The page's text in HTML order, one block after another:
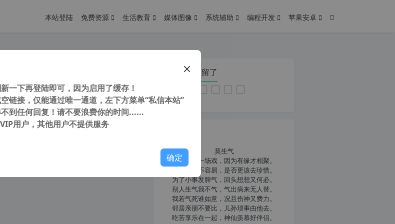
本站登陆 免费资源 生活教育 媒体图像 系统辅助 编程开发 苹果安卓
For Speed：Payback） 中文硬盘版
注意：由于网站空间位于国
2026年4月21日
您在本页停留了
莫生气
人生就像一场戏，因为有缘才相聚。
相扶到老不容易，是否更该去珍惜。
为了小事发脾气，回头想想又何必。
别人生气我不气，气出病来无人替。
我若气死谁如意，况且伤神又费力。
邻居亲朋不要比，儿孙琐事由他去。
吃苦享乐在一起，神仙羡慕好伴侣。
一下再登陆即可，因为启用了缓存！
链接，仅能通过唯一通道，左下方菜单“私信本站”
到任何回复！请不要浪费你的时间......
用户，其他用户不提供服务
确定